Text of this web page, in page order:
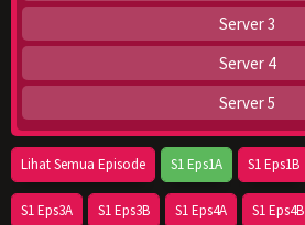
Server 3
Server 4
Server 5
Lihat Semua Episode S1 Eps1A S1 Eps1B
S1 Eps3A S1 Eps3B S1 Eps4A S1 Eps4B